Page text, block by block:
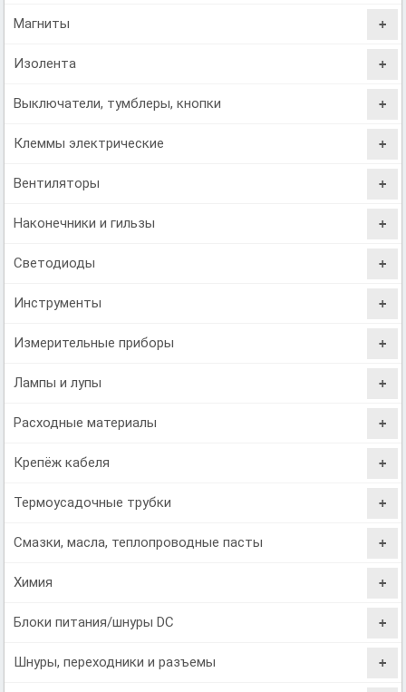
Магниты
Изолента
Выключатели, тумблеры, кнопки
Клеммы электрические
Вентиляторы
Наконечники и гильзы
Светодиоды
Инструменты
Измерительные приборы
Лампы и лупы
Расходные материалы
Крепёж кабеля
Термоусадочные трубки
Смазки, масла, теплопроводные пасты
Химия
Блоки питания/шнуры DC
Шнуры, переходники и разъемы